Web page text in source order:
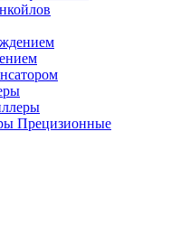
Прецизионные